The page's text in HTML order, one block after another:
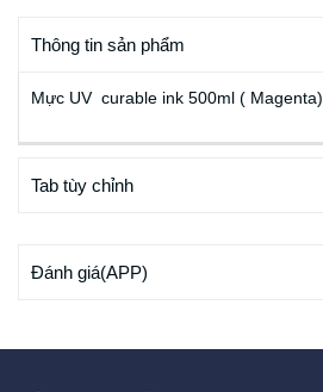
Thông tin sản phẩm
Mực UV curable ink 500ml ( Magenta)
Tab tùy chỉnh
Đánh giá(APP)